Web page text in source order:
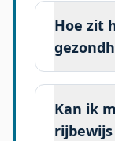
Hoe zit
Kan ik